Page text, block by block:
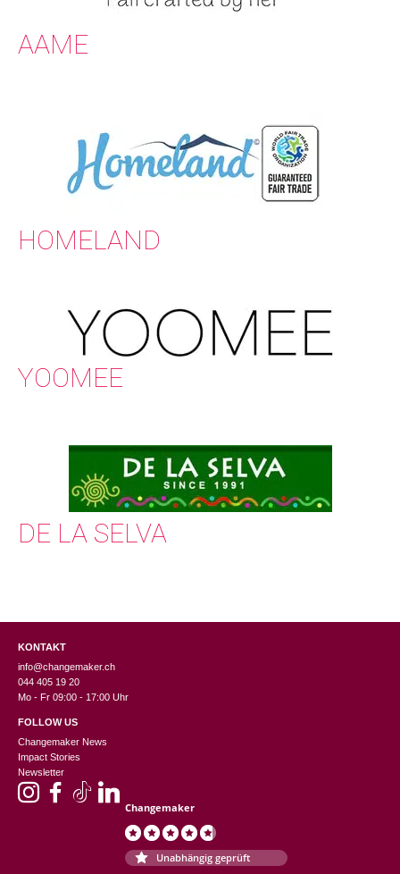
AAME
HOMELAND
YOOMEE
DE LA SELVA
KONTAKT
info@changemaker.ch
044 405 19 20
Mo - Fr 09:00 - 17:00 Uhr
FOLLOW US
Changemaker News
Impact Stories
Newsletter
Changemaker
Unabhängig geprüft